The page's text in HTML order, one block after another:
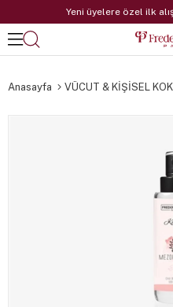
Yeni üyelere özel ilk
Anasayfa VÜCUT & KİŞİSEL